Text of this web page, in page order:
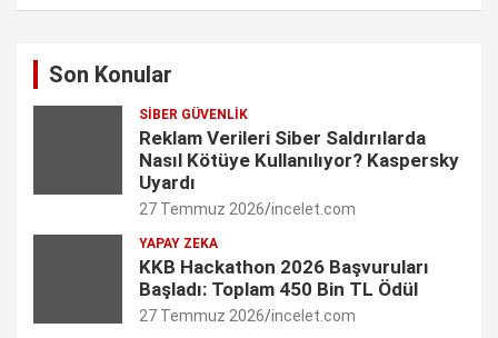
F
I
L
k
e
d
n
T
t
t
e
r
Y
T
u
b
C
Son Konular
SIBER GÜVENLIK
Reklam Verileri Siber Saldırılarda
Nasıl Kötüye Kullanılıyor? Kaspersky
Uyardı
27 Temmuz 2026 incelet.com
YAPAY ZEKA
KKB Hackathon 2026 Başvuruları
Başladı: Toplam 450 Bin TL Ödül
27 Temmuz 2026 incelet.com